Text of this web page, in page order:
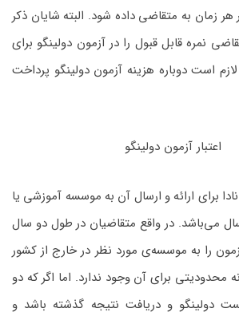
زمان به متقاضی داده شود. البته شایان ذکر
نمره قابل قبول را در آزمون دولینگو برای
است دوباره هزینه آزمون دولینگو پرداخت
اعتبار آزمون دولینگو
برای ارائه و ارسال آن به موسسه آموزشی یا
می‌باشد. در واقع متقاضیان در طول دو سال
را به موسسه‌ی مورد نظر در خارج از کشور
محدودیتی برای آن وجود ندارد. اما اگر که دو
دولینگو و دریافت نتیجه گذشته باشد و